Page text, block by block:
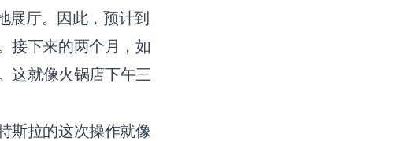
厅。因此，预计到
接下来的两个月，如
这就像火锅店下午三
斯拉的这次操作就像